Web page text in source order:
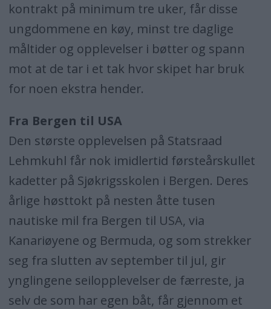
kontrakt på minimum tre uker, får disse
ungdommene en køy, minst tre daglige
måltider og opplevelser i bøtter og spann
mot at de tar i et tak hvor skipet har bruk
for noen ekstra hender.
Fra Bergen til USA
Den største opplevelsen på Statsraad
Lehmkuhl får nok imidlertid førsteårskullet
kadetter på Sjøkrigsskolen i Bergen. Deres
årlige høsttokt på nesten åtte tusen
nautiske mil fra Bergen til USA, via
Kanariøyene og Bermuda, og som strekker
seg fra slutten av september til jul, gir
ynglingene seilopplevelser de færreste, ja
selv de som har egen båt, får gjennom et